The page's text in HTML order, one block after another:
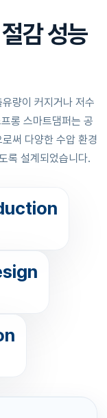
감 성능
량이 커지거나 저수
롱 스마트댐퍼는 공
써 다양한 수압 환경
록 설계되었습니다.